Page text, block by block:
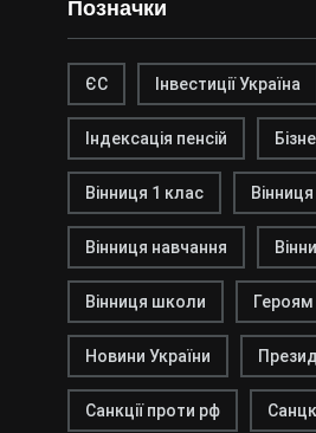
Позначки
ЄС Інвестиції Україна
Індексація пенсій
Вінниця 1 клас
Вінниця навчання
Вінниця школи
Новини України
Санкції проти рф